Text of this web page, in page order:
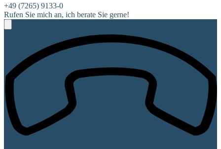
+49 (7265) 9133-0
Rufen Sie mich an, ich berate Sie gerne!